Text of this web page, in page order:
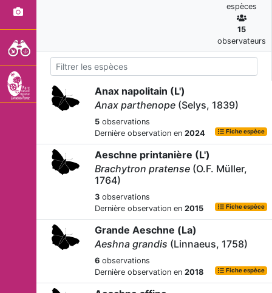
espèces
15
observateurs
Anax napolitain (L')
Anax parthenope (Selys, 1839)
5 observations
Dernière observation en 2024 Fiche espèce
Aeschne printanière (L')
Brachytron pratense (O.F. Müller,
1764)
3 observations
Dernière observation en 2015 Fiche espèce
Grande Aeschne (La)
Aeshna grandis (Linnaeus, 1758)
6 observations
Dernière observation en 2018 Fiche espèce